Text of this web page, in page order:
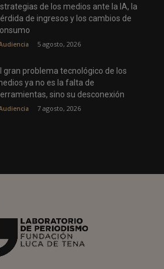
de los medios ante la IA, la
de ingresos y los cambios de
5 agosto, 2026
gran problema tecnológico de los
ya no es la falta de
sino su desconexión
7 agosto, 2026